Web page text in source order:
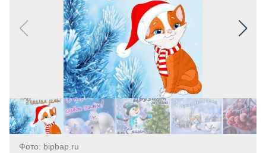
Фото: bipbap.ru